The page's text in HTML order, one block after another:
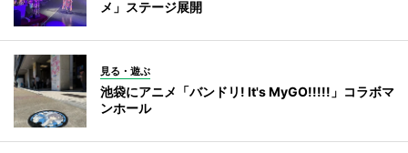
メ」ステージ展開
見る・遊ぶ
池袋にアニメ「バンドリ! It's MyGO!!!!!」コラボマ
ンホール